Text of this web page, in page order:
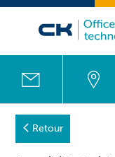
Retour